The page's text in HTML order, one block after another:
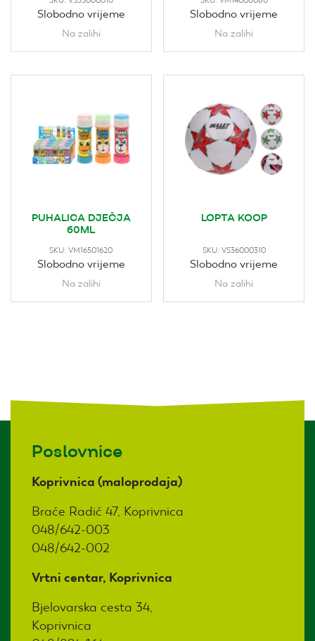
Slobodno vrijeme
Na zalihi
Slobodno vrijeme
Na zalihi
PUHALICA DJEČJA
60ML
SKU:VM16501620
Slobodno vrijeme
Na zalihi
LOPTA KOOP
SKU: VS36000310
Slobodno vrijeme
Na zalihi
Poslovnice
Koprivnica (maloprodaja)
Braće Radić 47, Koprivnica
048/642-003
048/642-002
Vrtni centar, Koprivnica
Bjelovarska cesta 34,
Koprivnica